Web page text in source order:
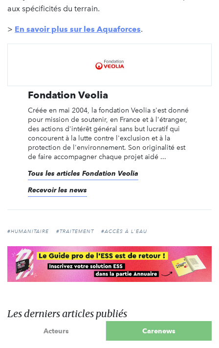
aux spécificités du terrain.
> En savoir plus sur les Aquaforces.
Fondation Veolia
Créée en mai 2004, la fondation Veolia s'est donné
pour mission de soutenir, en France et à l'étranger,
des actions d'intérêt général sans but lucratif qui
concourent à la lutte contre l'exclusion et à la
protection de l'environnement. Son originalité est
de faire accompagner chaque projet aidé ...
Tous les articles Fondation Veolia
Recevoir les news
#HUMANITAIRE #TRAITEMENT #ACCÈS À L'EAU
Les derniers articles publiés
Acteurs Carenews